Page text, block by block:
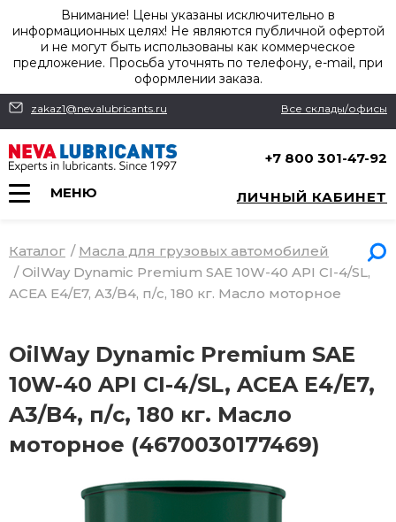
Внимание! Цены указаны исключительно в
информационных целях! Не являются публичной офертой
и не могут быть использованы как коммерческое
предложение. Просьба уточнять по телефону, e-mail, при
оформлении заказа.
zakaz1@nevalubricants.ru Все склады/офисы
+7 800 301-47-92
МЕНЮ ЛИЧНЫЙ КАБИНЕТ
Каталог / Масла для грузовых автомобилей
/ OilWay Dynamic Premium SAE 10W-40 API CI-4/SL,
ACEA E4/E7, A3/B4, п/с, 180 кг. Масло моторное
OilWay Dynamic Premium SAE
10W-40 API CI-4/SL, ACEA E4/E7,
A3/B4, п/с, 180 кг. Масло
моторное (4670030177469)